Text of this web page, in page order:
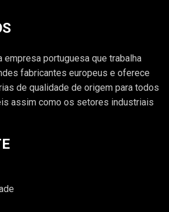
empresa portuguesa que trabalha
fabricantes europeus e oferece
de qualidade de origem para todos
assim como os setores industriais